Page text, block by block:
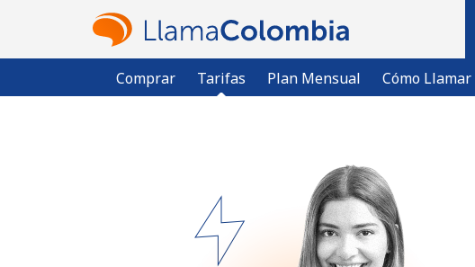
Comprar Tarifas Plan Mensual Cómo Llamar